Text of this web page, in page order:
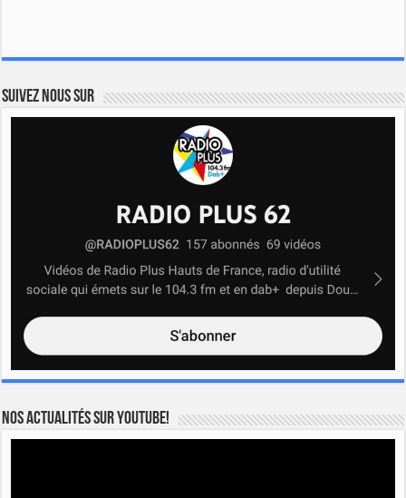
Suivez nous sur
Nos actualités sur YOUTUBE!